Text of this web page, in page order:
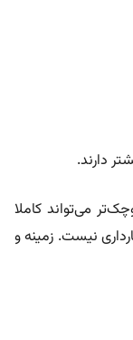
دارند.
می‌تواند کاملا
نیست. زمینه و